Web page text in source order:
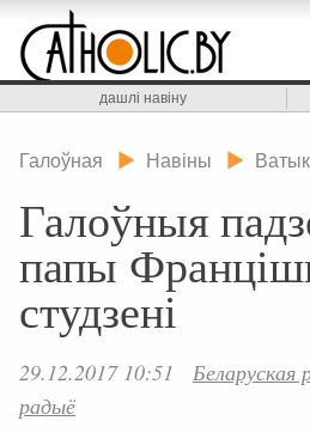
дашлі навіну
Галоўная Навіны
Галоўныя
папы
студзені
29.12.2017 10:51
Беларуская
радыё